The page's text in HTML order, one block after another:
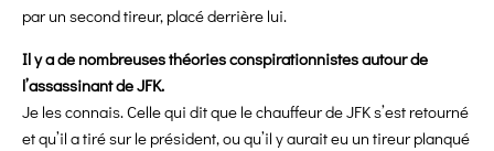
par un second tireur, placé derrière lui.
Il y a de nombreuses théories conspirationnistes autour de
l’assassinant de JFK.
Je les connais. Celle qui dit que le chauffeur de JFK s’est retourné
et qu’il a tiré sur le président, ou qu’il y aurait eu un tireur planqué